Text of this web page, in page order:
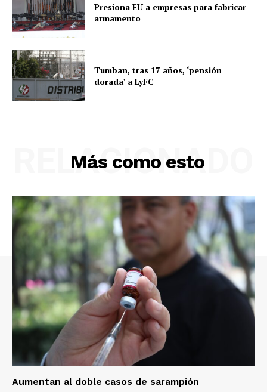
Presiona EU a empresas para fabricar
armamento
Tumban, tras 17 años, ‘pensión
dorada’ a LyFC
Más como esto
RELACIONADO
Aumentan al doble casos de sarampión